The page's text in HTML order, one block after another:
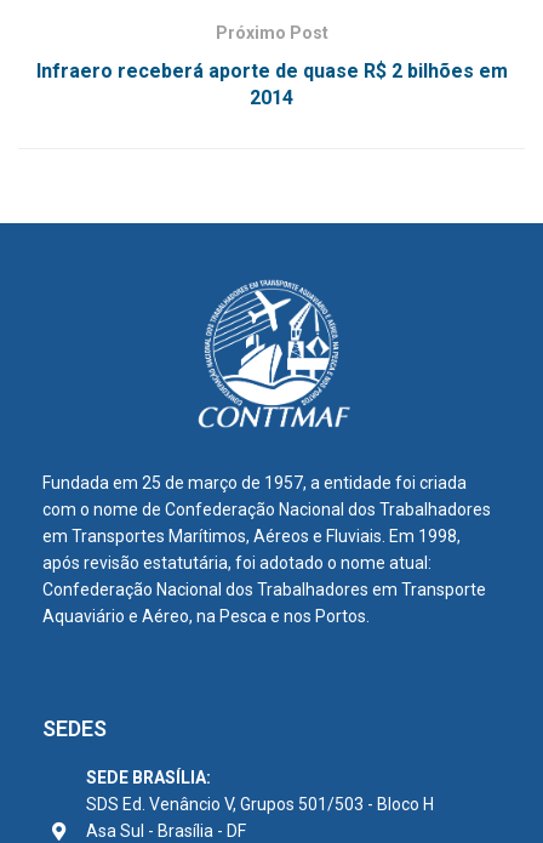
Próximo Post
Infraero receberá aporte de quase R$ 2 bilhões em
2014
Fundada em 25 de março de 1957, a entidade foi criada
com o nome de Confederação Nacional dos Trabalhadores
em Transportes Marítimos, Aéreos e Fluviais. Em 1998,
após revisão estatutária, foi adotado o nome atual:
Confederação Nacional dos Trabalhadores em Transporte
Aquaviário e Aéreo, na Pesca e nos Portos.
SEDES
SEDE BRASÍLIA:
SDS Ed. Venâncio V, Grupos 501/503 - Bloco H
Asa Sul - Brasília - DF